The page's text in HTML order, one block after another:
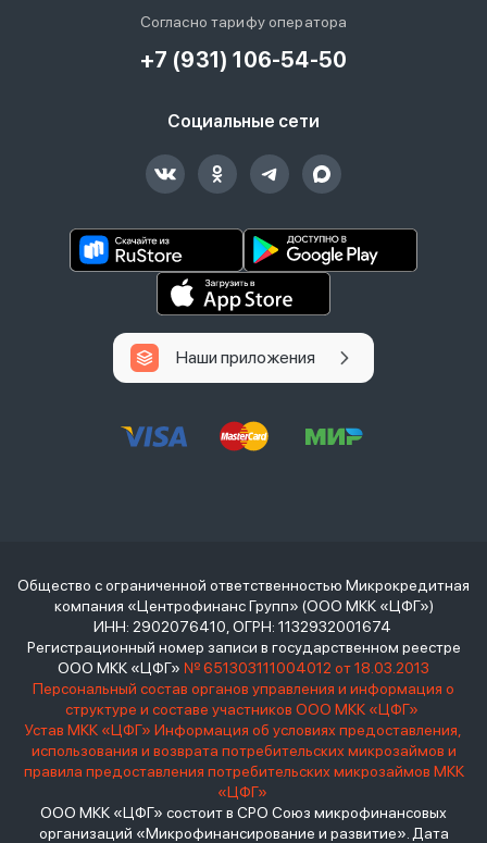
Согласно тарифу оператора
+7 (931) 106-54-50
Социальные сети
Наши приложения
Общество с ограниченной ответственностью Микрокредитная
компания «Центрофинанс Групп» (ООО МКК «ЦФГ»)
ИНН: 2902076410, ОГРН: 1132932001674
Регистрационный номер записи в государственном реестре
ООО МКК «ЦФГ» № 651303111004012 от 18.03.2013
Персональный состав органов управления и информация о
структуре и составе участников ООО МКК «ЦФГ»
Устав МКК «ЦФГ» Информация об условиях предоставления,
использования и возврата потребительских микрозаймов и
правила предоставления потребительских микрозаймов МКК
«ЦФГ»
ООО МКК «ЦФГ» состоит в СРО Союз микрофинансовых
организаций «Микрофинансирование и развитие». Дата